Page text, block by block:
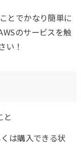
とでかなり簡単に
のサービスを触
い！
と
は購入できる状